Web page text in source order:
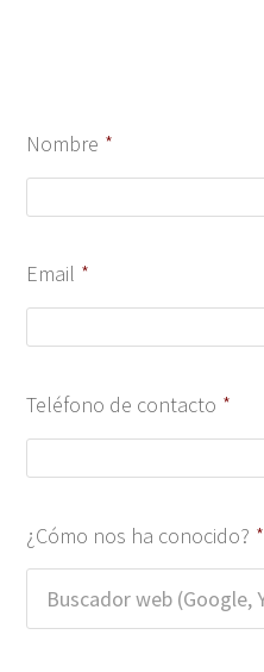
Nombre *
Email *
Teléfono de contacto *
¿Cómo nos ha conocido? *